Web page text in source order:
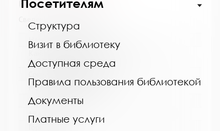
Посетителям
Структура
Визит в библиотеку
Доступная среда
Правила пользования библиотекой
Документы
Платные услуги
Выпуск №3 от 2024 года
Название библиотеки:
Кандалакшская централизованная
библиотечная система
МБУ Кандалакшская ЦБС
Почтовый индекс:
184042